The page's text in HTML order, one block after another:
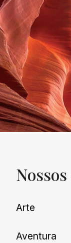
Nossos
Arte
Aventura